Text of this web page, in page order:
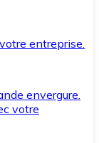
entreprise.
envergure.
votre